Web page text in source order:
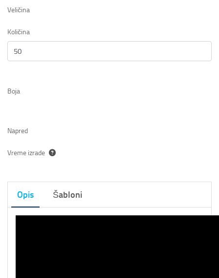
Veličina
Količina
Boja
Napred
Vreme izrade
Opis Šabloni